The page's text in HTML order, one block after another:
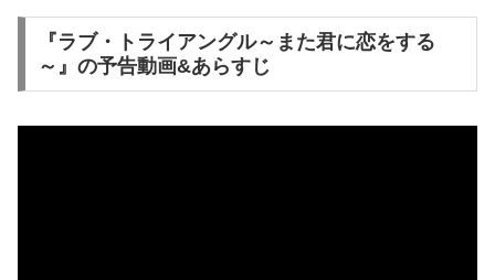
『ラブ・トライアングル～また君に恋をする
～』の予告動画&あらすじ